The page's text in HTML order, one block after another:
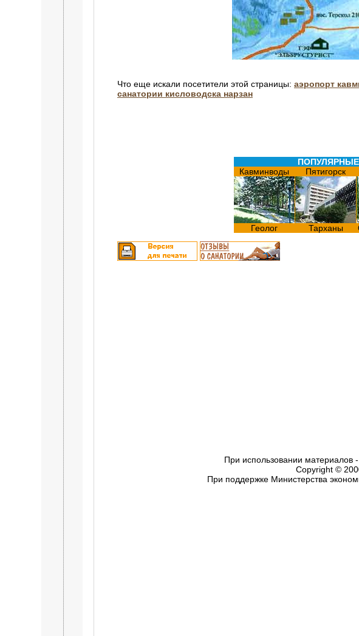
Что еще искали посетители этой страницы: аэропорт
санатории кисловодска нарзан
Кавминводы
Пятигорск
Геолог Тарханы
При использовании материалов -
Copyright ©
При поддержке Министерства